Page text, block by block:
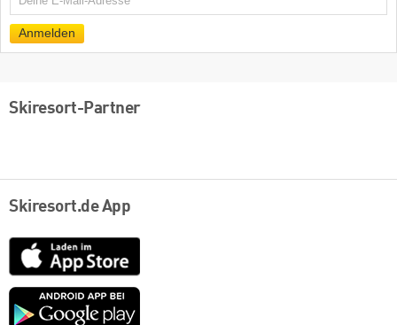
Mail
Anmelden
Skiresort-Partner
Skiresort.de App
App
Store
Google